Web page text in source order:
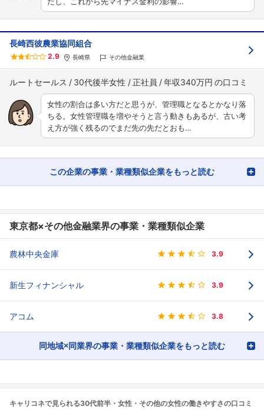
長崎西彼農業協同組合
2.9 長崎県 その他金融業
ルートセールス 30代後半女性 正社員 年収340万円
女性の割合は多い方だと思うが、管理職となるとかなり落
ちる。女性管理職を増やそうと言う動きもあるが、古い考
え方が強く残るのでまだ先の先だとおも…
この企業の事業・業種類似企業をもっと読む
東京都×その他金融業界の事業・業種類似企業
農林中央金庫 3.9
新生フィナンシャル 3.9
アコム 3.8
同地域×同業界の事業・業種類似企業をもっと読む
キャリコネで見られる30代前半・女性・その他の女性の働きやすさの口コミ